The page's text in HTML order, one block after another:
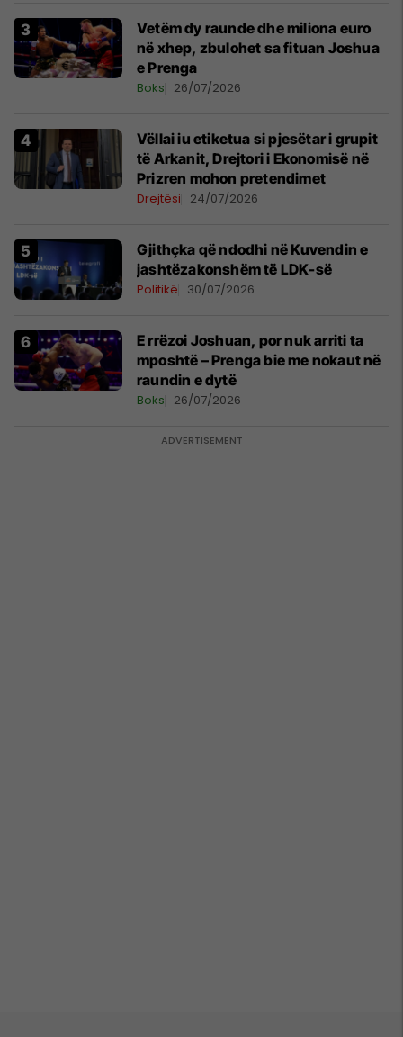
Vetëm dy raunde dhe miliona euro
në xhep, zbulohet sa fituan Joshua
e Prenga
Boks 26/07/2026
Vëllai iu etiketua si pjesëtar i grupit
të Arkanit, Drejtori i Ekonomisë në
Prizren mohon pretendimet
Drejtësi 24/07/2026
Gjithçka që ndodhi në Kuvendin e
jashtëzakonshëm të LDK-së
Politikë 30/07/2026
E rrëzoi Joshuan, por nuk arriti ta
mposhtë – Prenga bie me nokaut në
raundin e dytë
Boks 26/07/2026